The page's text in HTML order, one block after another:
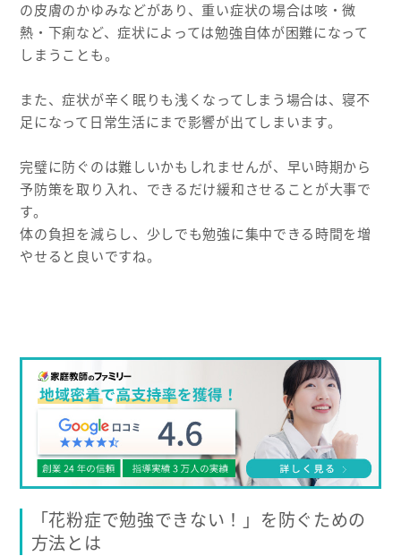
の皮膚のかゆみなどがあり、重い症状の場合は咳・微
熱・下痢など、症状によっては勉強自体が困難になって
しまうことも。
また、症状が辛く眠りも浅くなってしまう場合は、寝不
足になって日常生活にまで影響が出てしまいます。
完璧に防ぐのは難しいかもしれませんが、早い時期から
予防策を取り入れ、できるだけ緩和させることが大事で
す。
体の負担を減らし、少しでも勉強に集中できる時間を増
やせると良いですね。
「花粉症で勉強できない！」を防ぐための
方法とは